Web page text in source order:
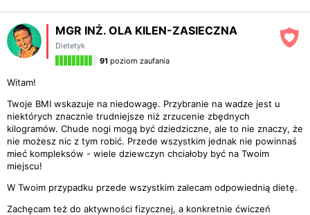
MGR INŻ. OLA KILEN-ZASIECZNA
Dietetyk
91 poziom zaufania
Witam!
Twoje BMI wskazuje na niedowagę. Przybranie na wadze jest u
niektórych znacznie trudniejsze niż zrzucenie zbędnych
kilogramów. Chude nogi mogą być dziedziczne, ale to nie znaczy, że
nie możesz nic z tym robić. Przede wszystkim jednak nie powinnaś
mieć kompleksów - wiele dziewczyn chciałoby być na Twoim
miejscu!
W Twoim przypadku przede wszystkim zalecam odpowiednią dietę.
Zachęcam też do aktywności fizycznej, a konkretnie ćwiczeń